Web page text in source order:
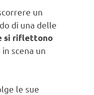
un
di una delle
si riflettono
scena un
le sue